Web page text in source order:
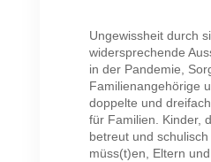
Ungewissheit durch
widersprechende
in der Pandemie,
Familienangehörige
doppelte und
für Familien. Kinder,
betreut und
müss(t)en, Eltern